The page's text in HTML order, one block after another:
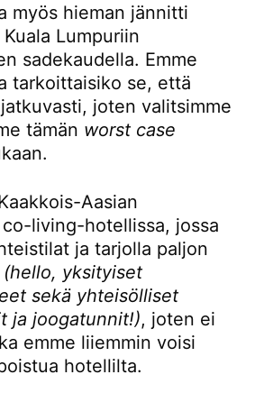
myös hieman jännitti
Lumpuriin
sadekaudella. Emme
tarkoittaisiko se, että
joten valitsimme
tämän worst case
Aasian
co-living-hotellissa, jossa
ja tarjolla paljon
(hello, yksityiset
sekä yhteisölliset
ja joogatunnit!), joten ei
emme liiemmin voisi
hotellilta.